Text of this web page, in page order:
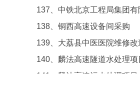
137、中铁北京工程局集团
138、铜西高速设备间采购
139、大荔县中医医院维修改
140、麟法高速隧道水处理项
141、麟法高速污水处理项目